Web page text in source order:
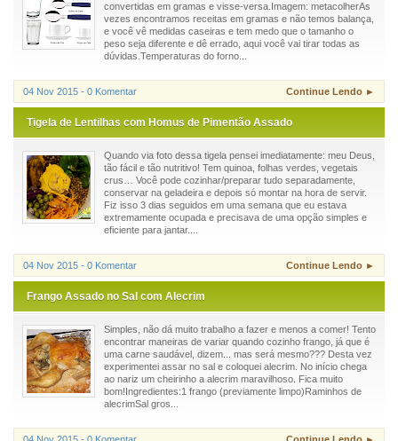
convertidas em gramas e visse-versa.Imagem: metacolherAs
vezes encontramos receitas em gramas e não temos balança,
e você vê medidas caseiras e tem medo que o tamanho o
peso seja diferente e dê errado, aqui você vai tirar todas as
dúvidas.Temperaturas do forno...
04 Nov 2015 - 0 Komentar Continue Lendo ►
Tigela de Lentilhas com Homus de Pimentão Assado
Quando via foto dessa tigela pensei imediatamente: meu Deus,
tão fácil e tão nutritivo! Tem quinoa, folhas verdes, vegetais
crus… Você pode cozinhar/preparar tudo separadamente,
conservar na geladeira e depois só montar na hora de servir.
Fiz isso 3 dias seguidos em uma semana que eu estava
extremamente ocupada e precisava de uma opção simples e
eficiente para jantar....
04 Nov 2015 - 0 Komentar Continue Lendo ►
Frango Assado no Sal com Alecrim
Simples, não dá muito trabalho a fazer e menos a comer! Tento
encontrar maneiras de variar quando cozinho frango, já que é
uma carne saudável, dizem... mas será mesmo??? Desta vez
experimentei assar no sal e coloquei alecrim. No início chega
ao nariz um cheirinho a alecrim maravilhoso. Fica muito
bom!Ingredientes:1 frango (previamente limpo)Raminhos de
alecrimSal gros...